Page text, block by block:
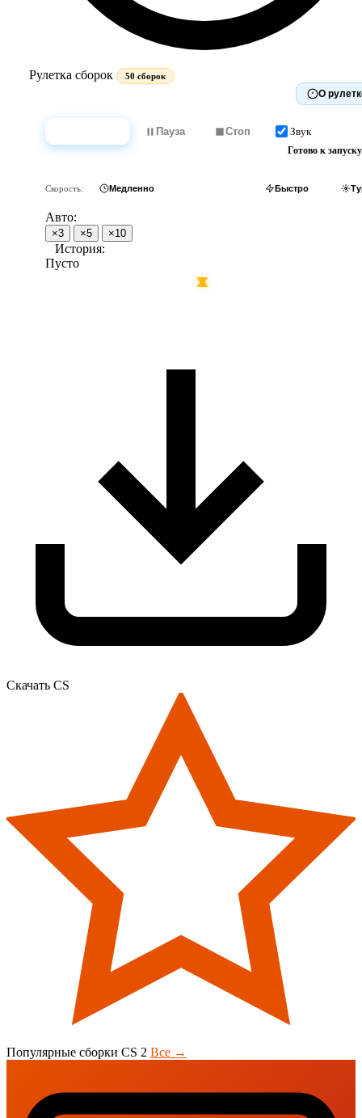
Рулетка сборок 50 сборок
О
Пауза Стоп Звук
Готово к запуску
Скорость: Медленно Быстро
Авто:
×3 ×5 ×10
История:
Пусто
Скачать CS
Популярные сборки CS 2 Все →